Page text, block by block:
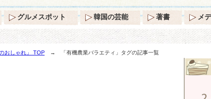
おしゃれ」 TOP → 「有機農業バラエティ」タグの記事一覧
グルメスポット 韓国の芸能 著書 メ